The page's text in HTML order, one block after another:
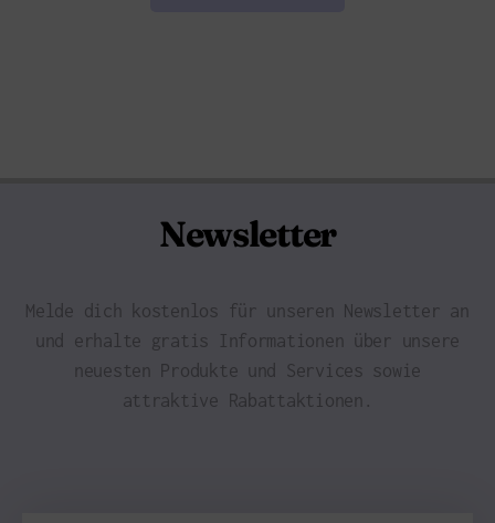
Newsletter
Melde dich kostenlos für unseren Newsletter an
und erhalte gratis Informationen über unsere
neuesten Produkte und Services sowie
attraktive Rabattaktionen.